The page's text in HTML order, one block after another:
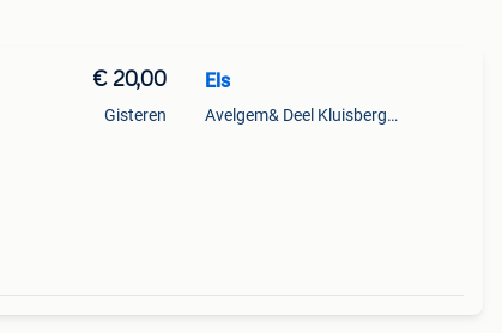
€ 20,00
Gisteren
Els
Avelgem& Deel Kluisbergen